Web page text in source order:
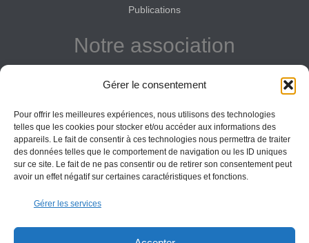
Gérer le consentement
Pour offrir les meilleures expériences, nous utilisons des technologies
telles que les cookies pour stocker et/ou accéder aux informations des
appareils. Le fait de consentir à ces technologies nous permettra de traiter
des données telles que le comportement de navigation ou les ID uniques
sur ce site. Le fait de ne pas consentir ou de retirer son consentement peut
avoir un effet négatif sur certaines caractéristiques et fonctions.
Gérer les services
Publications
Notre association
Donner
Vos obligations
informations données sur ce site le sont à titre indicatif et la
ne saurait être engagée. Il appartient au visiteur de suivre